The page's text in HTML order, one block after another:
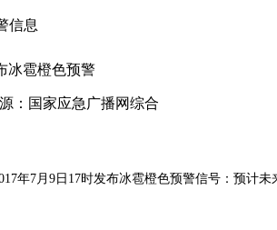
信息
冰雹橙色预警
： 国家应急广播网综合
年7月9日17时发布冰雹橙色预警信号：预计